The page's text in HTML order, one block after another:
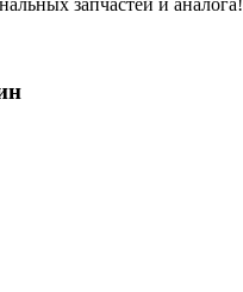
запчастей и аналога!